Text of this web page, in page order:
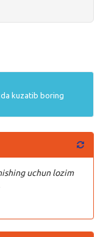
kuzatib boring
uchun lozim